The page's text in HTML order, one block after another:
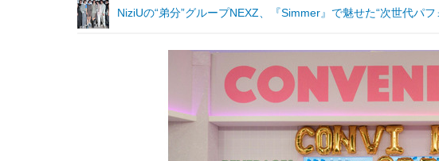
NiziUの“弟分”グループNEXZ、『Simmer』で魅せた“次世代パ